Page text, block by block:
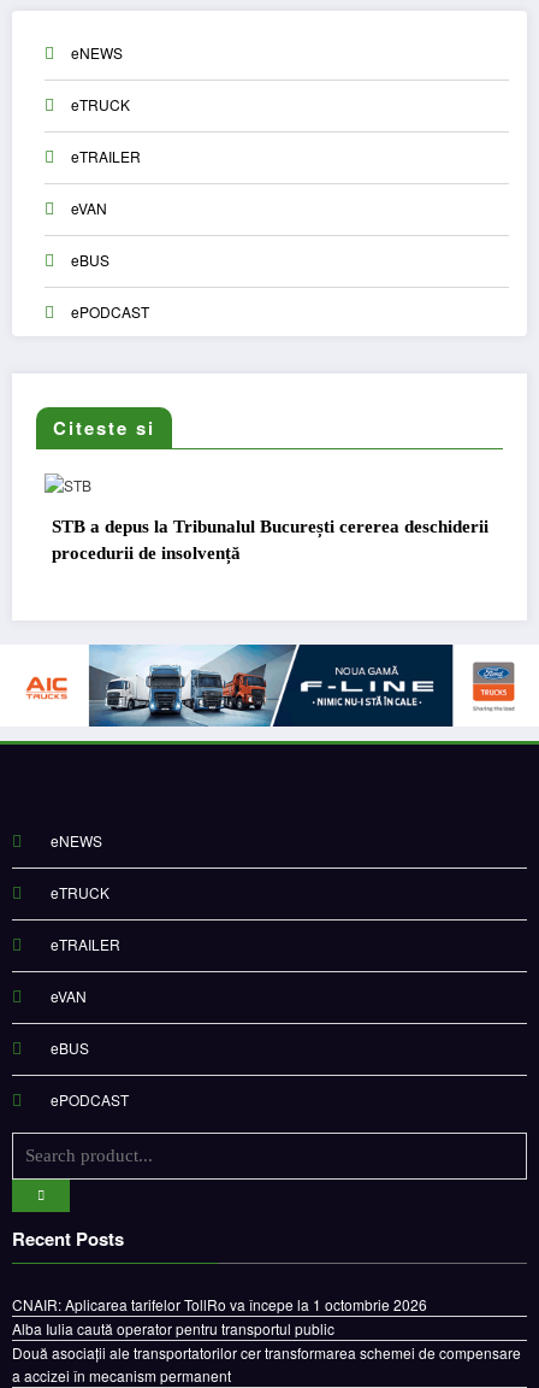
eNEWS
eTRUCK
eTRAILER
eVAN
eBUS
ePODCAST
Citeste si
STB a depus la Tribunalul București cererea deschiderii
procedurii de insolvență
eNEWS
eTRUCK
eTRAILER
eVAN
eBUS
ePODCAST
Recent Posts
CNAIR: Aplicarea tarifelor TollRo va începe la 1 octombrie 2026
Alba Iulia caută operator pentru transportul public
Două asociații ale transportatorilor cer transformarea schemei de compensare
a accizei în mecanism permanent